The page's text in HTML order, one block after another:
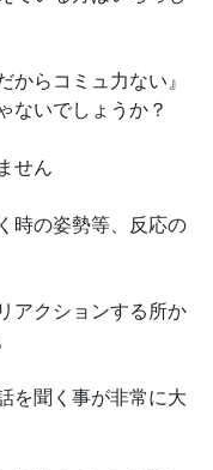
らコミュ力ない』
ないでしょうか？
せん
時の姿勢等、反応の
アクションする所か
を聞く事が非常に大